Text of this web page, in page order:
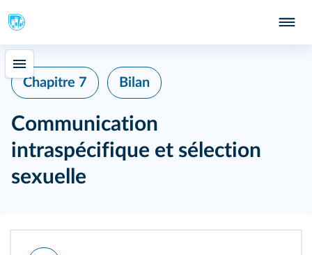
Chapitre 7 Bilan
Communication
intraspécifique et sélection
sexuelle